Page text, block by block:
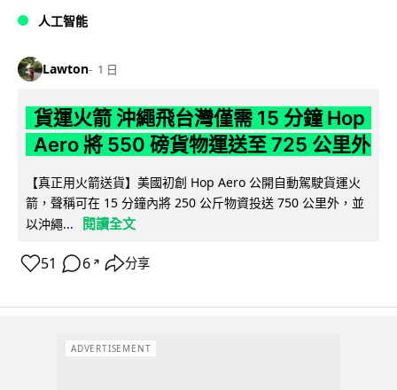
人工智能
Lawton 1 日
貨運火箭 沖繩飛台灣僅需 15 分鐘 Hop
Aero 將 550 磅貨物運送至 725 公里外
【真正用火箭送貨】美國初創 Hop Aero 公開自動駕駛貨運火
箭，聲稱可在 15 分鐘內將 250 公斤物資投送 750 公里外，並
以沖繩...
閱讀全文
51 6 ↗ 分享
ADVERTISEMENT